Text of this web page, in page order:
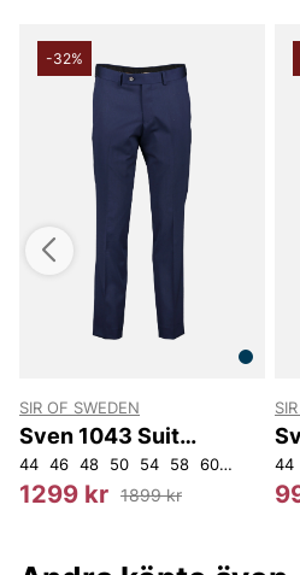
-32%
SIR OF SWEDEN
Sven 1043 Suit
Trousers
44 46 48 50 54 58 60 62 96
1299 kr 1899 kr
44